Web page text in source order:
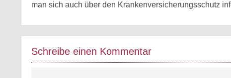
man sich auch über den Krankenversicherungsschutz
Schreibe einen Kommentar